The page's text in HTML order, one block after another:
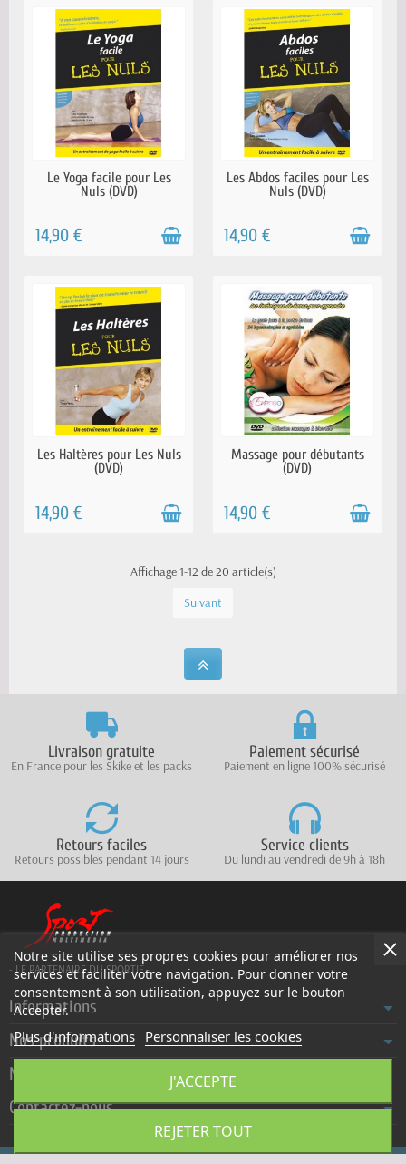
EN STOCK
Le Yoga facile pour Les
Nuls (DVD)
14,90 €
RÉAPPROVISIONNEMENT EN
COURS
Les Abdos faciles pour Les
Nuls (DVD)
14,90 €
RÉAPPROVISIONNEMENT EN
COURS
Les Haltères pour Les Nuls
(DVD)
14,90 €
EN STOCK
Massage pour débutants
(DVD)
14,90 €
Affichage 1-12 de 20 article(s)
Suivant
Livraison gratuite
En France pour les Skike et les packs
Paiement sécurisé
Paiement en ligne 100% sécurisé
Retours faciles
Retours possibles pendant 14 jours
Service clients
Du lundi au vendredi de 9h à 18h
- LE PARTENAIRE DU SPORTIF -
Informations
Nos produits
Notre société
Contactez-nous
Notre site utilise ses propres cookies pour améliorer nos
services et faciliter votre navigation. Pour donner votre
consentement à son utilisation, appuyez sur le bouton
Accepter.
Plus d'informations Personnaliser les cookies
REJETER TOUT
J'ACCEPTE